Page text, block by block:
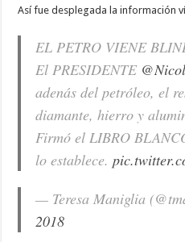
Así fue desplegada la información
EL PETRO VIENE
El PRESIDENTE
adenás del petróleo, el
diamante, hierro y
Firmó el LIBRO
lo establece.
— Teresa Maniglia
2018